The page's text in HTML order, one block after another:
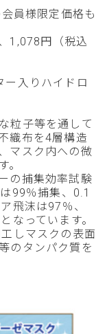
員様限定価格も
1,078円（税込
ー入りハイドロ
粒子等を通して
織布を4層構造
マスク内への微
。
の捕集効率試験
99％捕集、0.1
飛沫は97％、
なっています。
しマスクの表面
のタンパク質を